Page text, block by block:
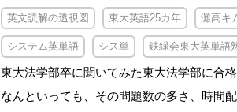
英文読解の透視図 東大英語25カ年 灘高キ
システム英単語 シス単 鉄緑会東大英単語
東大法学部卒に聞いてみた東大法学部に合
なんといっても、その問題数の多さ、時間